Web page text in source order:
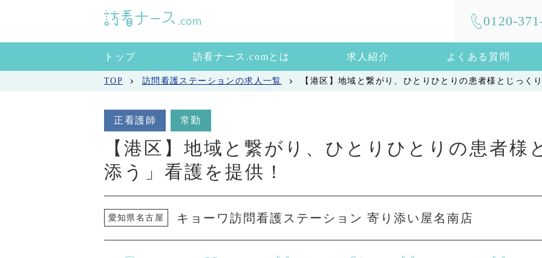
0120-
トップ 訪看ナース.comとは 求人紹介 よくある質問
TOP 訪問看護ステーションの求人一覧 【港区】地域と繋がり、ひとりひとりの患者様とじっく
正看護師 常勤
【港区】地域と繋がり、ひとりひとりの患者様
添う」看護を提供！
愛知県名古屋 キョーワ訪問看護ステーション 寄り添い屋名南店